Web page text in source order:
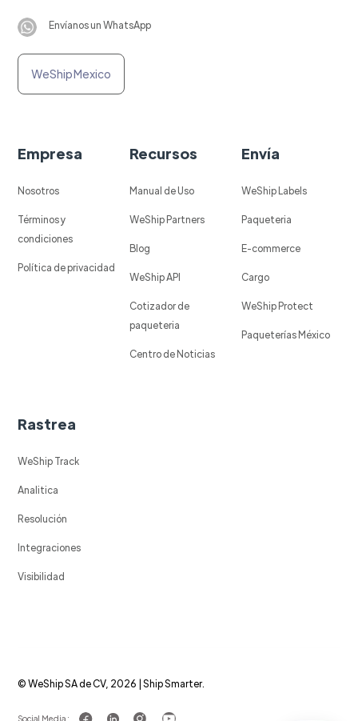
Envíanos un WhatsApp
WeShip Mexico
Empresa
Nosotros
Términos y
condiciones
Política de privacidad
Recursos
Manual de Uso
WeShip Partners
Blog
WeShip API
Cotizador de
paqueteria
Centro de Noticias
Envía
WeShip Labels
Paqueteria
E-commerce
Cargo
WeShip Protect
Paqueterías México
Rastrea
WeShip Track
Analitica
Resolución
Integraciones
Visibilidad
© WeShip SA de CV, 2026 | Ship Smarter.
Social Media :